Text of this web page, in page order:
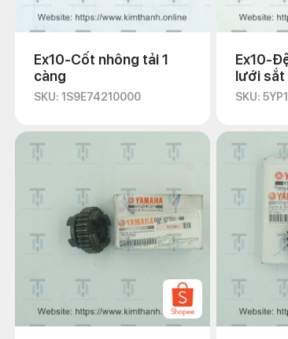
Ex10-Cốt nhông tải 1
càng
SKU: 1S9E74210000
Ex10-
lưới sắt
SKU: